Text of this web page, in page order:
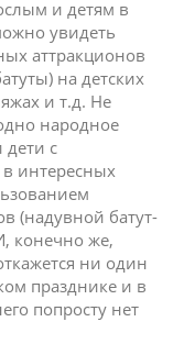
и детям в
увидеть
аттракционов
на детских
и т.д. Не
народное
дети с
интересных
(надувной батут-
конечно же,
ни один
празднике и в
попросту нет